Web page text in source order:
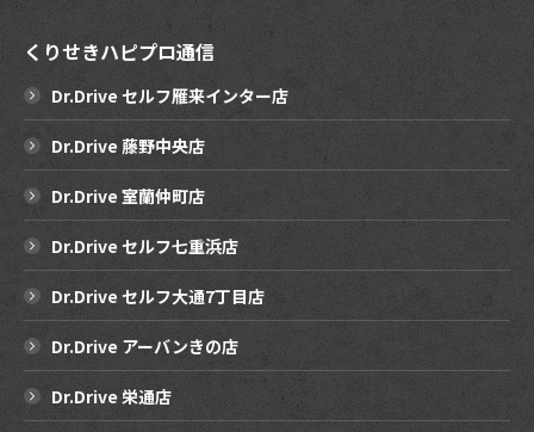
くりせきハピプロ通信
Dr.Drive セルフ雁来インター店
Dr.Drive 藤野中央店
Dr.Drive 室蘭仲町店
Dr.Drive セルフ七重浜店
Dr.Drive セルフ大通7丁目店
Dr.Drive アーバンきの店
Dr.Drive 栄通店